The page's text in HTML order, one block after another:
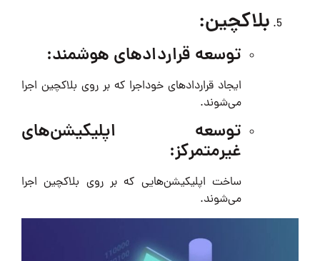
بلاکچین:
توسعه قراردادهای هوشمند:
ایجاد قراردادهای خوداجرا که بر روی بلاکچین اجرا
می‌شوند.
توسعه اپلیکیشن‌های
غیرمتمرکز:
ساخت اپلیکیشن‌هایی که بر روی بلاکچین اجرا
می‌شوند.